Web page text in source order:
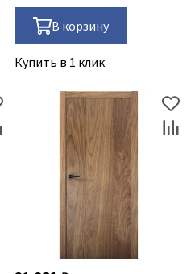
В корзину
Купить в 1 клик